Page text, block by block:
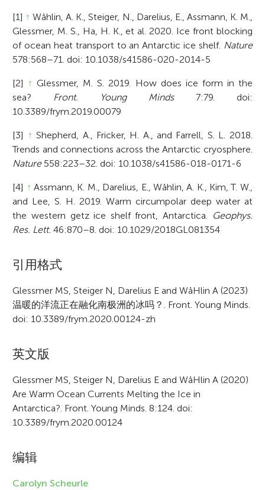
[1] ↑ Wåhlin, A. K., Steiger, N., Darelius, E., Assmann, K. M.,
Glessmer, M. S., Ha, H. K., et al. 2020. Ice front blocking
of ocean heat transport to an Antarctic ice shelf. Nature
578:568–71. doi: 10.1038/s41586-020-2014-5
[2] ↑ Glessmer, M. S. 2019. How does ice form in the
sea? Front. Young Minds7:79. doi:
10.3389/frym.2019.00079
[3] ↑ Shepherd, A., Fricker, H. A., and Farrell, S. L. 2018.
Trends and connections across the Antarctic cryosphere.
Nature558:223–32. doi: 10.1038/s41586-018-0171-6
[4] ↑ Assmann, K. M., Darelius, E., Wåhlin, A. K., Kim, T. W.,
and Lee, S. H. 2019. Warm circumpolar deep water at
the western getz ice shelf front, Antarctica. Geophys.
Res. Lett. 46:870–8. doi: 10.1029/2018GL081354
A
r
t
c
l
e
i
f
o
引用格式
Glessmer MS, Steiger N, Darelius E and WåHlin A (2023)
温暖的洋流正在融化南极洲的冰吗？. Front. Young Minds.
doi: 10.3389/frym.2020.00124-zh
英文版
Glessmer MS, Steiger N, Darelius E and WåHlin A (2020)
Are Warm Ocean Currents Melting the Ice in
Antarctica?. Front. Young Minds. 8:124. doi:
10.3389/frym.2020.00124
编辑
Carolyn Scheurle